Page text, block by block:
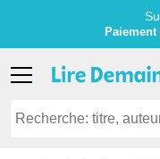
Paiement